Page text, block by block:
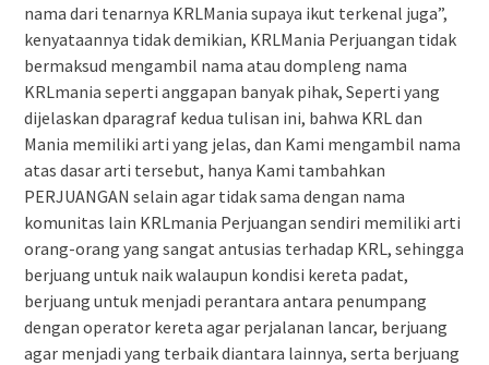
nama dari tenarnya KRLMania supaya ikut terkenal juga”,
kenyataannya tidak demikian, KRLMania Perjuangan tidak
bermaksud mengambil nama atau dompleng nama
KRLmania seperti anggapan banyak pihak, Seperti yang
dijelaskan dparagraf kedua tulisan ini, bahwa KRL dan
Mania memiliki arti yang jelas, dan Kami mengambil nama
atas dasar arti tersebut, hanya Kami tambahkan
PERJUANGAN selain agar tidak sama dengan nama
komunitas lain KRLmania Perjuangan sendiri memiliki arti
orang-orang yang sangat antusias terhadap KRL, sehingga
berjuang untuk naik walaupun kondisi kereta padat,
berjuang untuk menjadi perantara antara penumpang
dengan operator kereta agar perjalanan lancar, berjuang
agar menjadi yang terbaik diantara lainnya, serta berjuang